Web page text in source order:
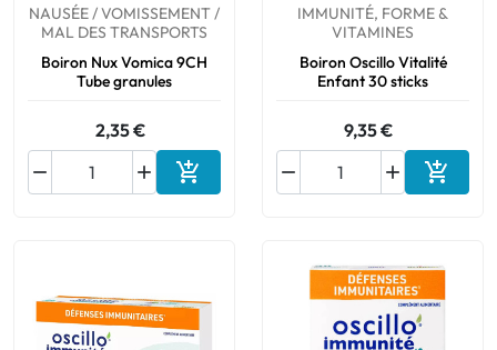
NAUSÉE / VOMISSEMENT /
MAL DES TRANSPORTS
Boiron Nux Vomica 9CH
Tube granules
2,35 €

 Ajouter au panier
IMMUNITÉ, FORME &
VITAMINES
Boiron Oscillo Vitalité
Enfant 30 sticks
9,35 €

 